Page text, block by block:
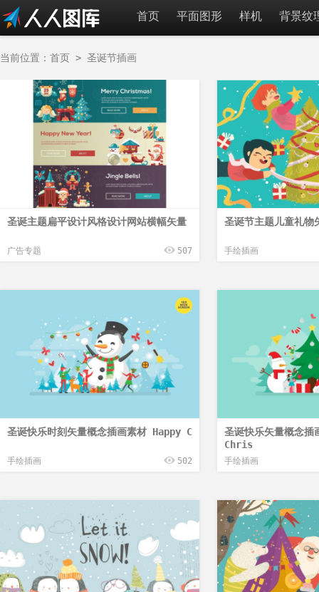
首页 平面图形 样机 背景纹
当前位置： 首页 > 圣诞节插画
圣诞主题扁平设计风格设计网站横幅矢量
广告专题 507
圣诞节主题儿童礼
手绘插画
圣诞快乐时刻矢量概念插画素材 Happy C
手绘插画 502
圣诞快乐矢量概念
Chris
手绘插画